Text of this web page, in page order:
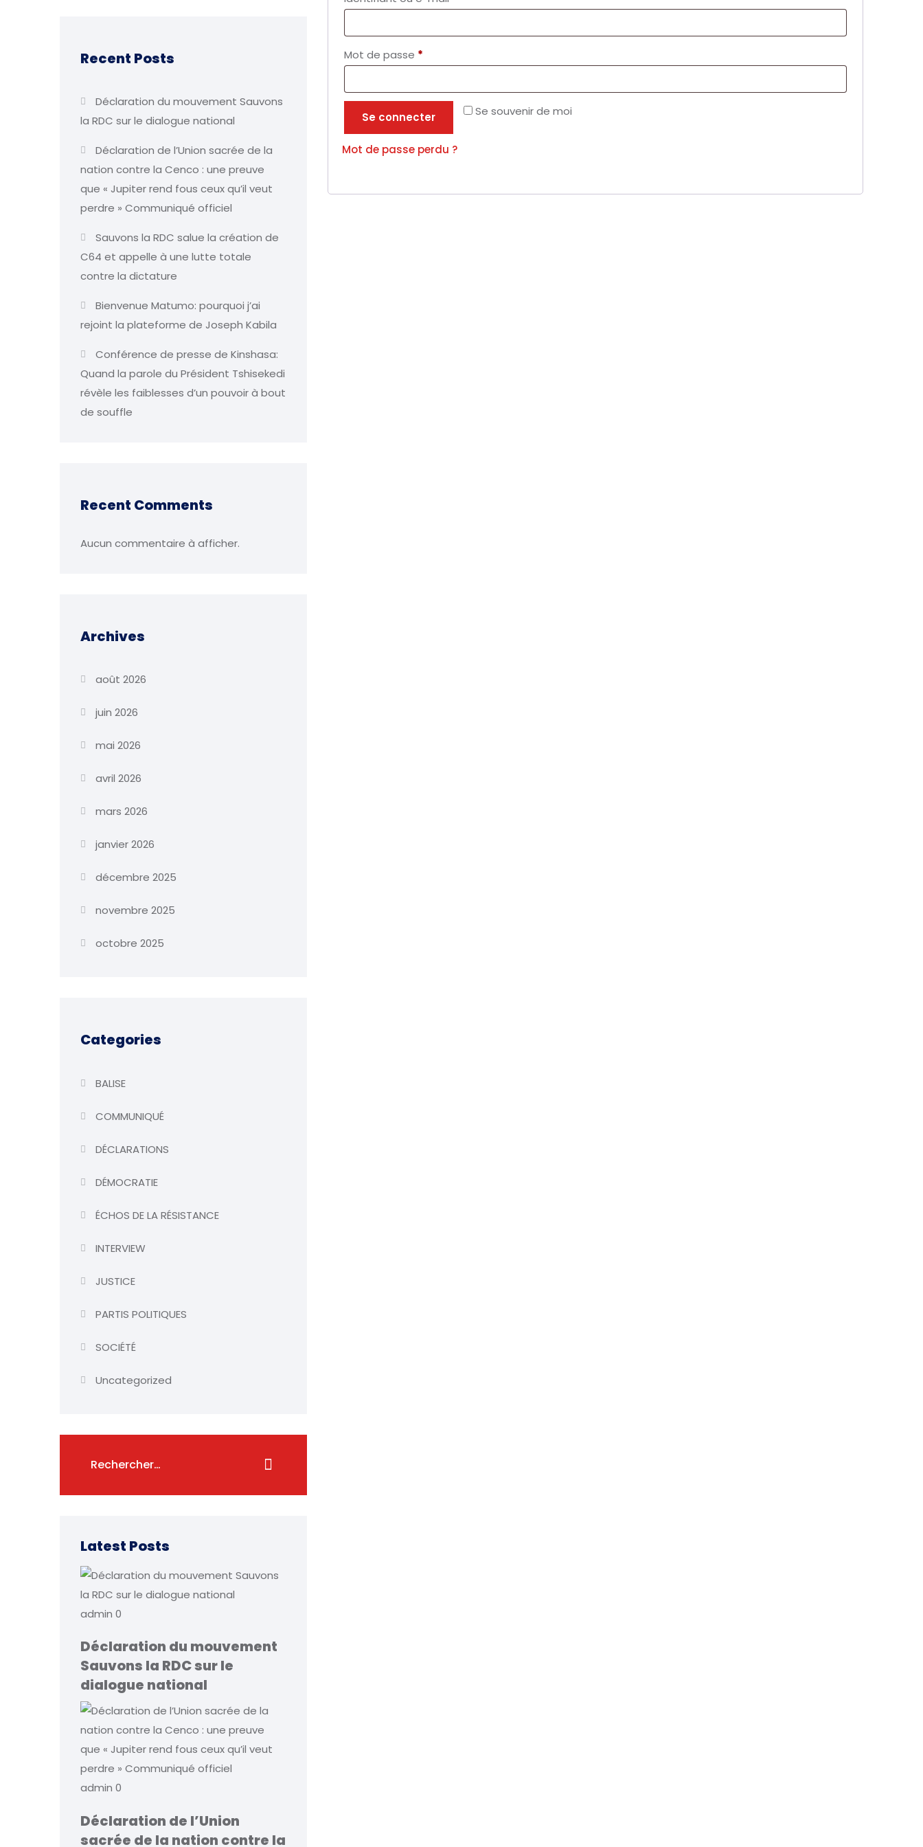
Mot de passe *
Se souvenir de moi
Se connecter
Mot de passe perdu ?
Recent Posts
Déclaration du mouvement Sauvons
la RDC sur le dialogue national
Déclaration de l’Union sacrée de la
nation contre la Cenco : une preuve
que « Jupiter rend fous ceux qu’il veut
perdre » Communiqué officiel
Sauvons la RDC salue la création de
C64 et appelle à une lutte totale
contre la dictature
Bienvenue Matumo: pourquoi j’ai
rejoint la plateforme de Joseph Kabila
Conférence de presse de Kinshasa:
Quand la parole du Président Tshisekedi
révèle les faiblesses d’un pouvoir à bout
de souffle
Recent Comments
Aucun commentaire à afficher.
Archives
août 2026
juin 2026
mai 2026
avril 2026
mars 2026
janvier 2026
décembre 2025
novembre 2025
octobre 2025
Categories
BALISE
COMMUNIQUÉ
DÉCLARATIONS
DÉMOCRATIE
ÉCHOS DE LA RÉSISTANCE
INTERVIEW
JUSTICE
PARTIS POLITIQUES
SOCIÉTÉ
Uncategorized
Latest Posts
admin 0
Déclaration du mouvement
Sauvons la RDC sur le
dialogue national
admin 0
Déclaration de l’Union
sacrée de la nation contre la